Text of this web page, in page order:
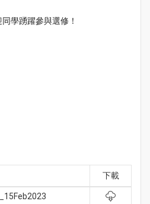
同學踴躍參與選修！
下載